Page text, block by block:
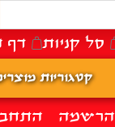
הרשמה
סל קניות דף
קטגוריות